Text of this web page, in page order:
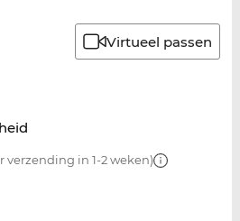
Virtueel passen
verzending in 1-2 weken)